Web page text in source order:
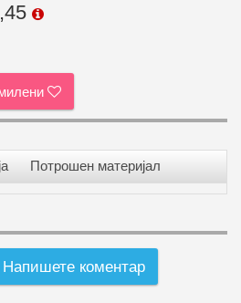
Потрошен материјал
Напишете коментар